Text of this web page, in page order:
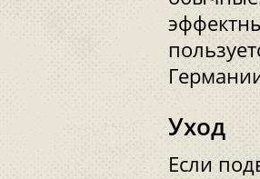
Уход
Если